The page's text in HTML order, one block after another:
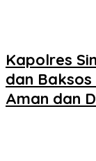
Kapolres
dan
Aman dan